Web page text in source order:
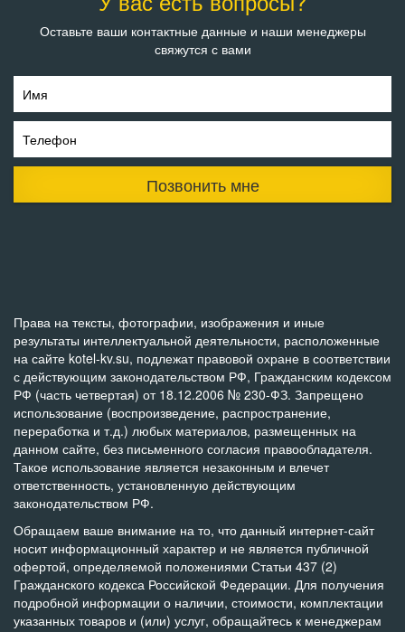
Оставьте ваши контактные данные и наши менеджеры
свяжутся с вами
Имя
Телефон
Позвонить мне
Права на тексты, фотографии, изображения и иные
результаты интеллектуальной деятельности, расположенные
на сайте kotel-kv.su, подлежат правовой охране в соответствии
с действующим законодательством РФ, Гражданским кодексом
РФ (часть четвертая) от 18.12.2006 № 230-ФЗ. Запрещено
использование (воспроизведение, распространение,
переработка и т.д.) любых материалов, размещенных на
данном сайте, без письменного согласия правообладателя.
Такое использование является незаконным и влечет
ответственность, установленную действующим
законодательством РФ.
Обращаем ваше внимание на то, что данный интернет-сайт
носит информационный характер и не является публичной
офертой, определяемой положениями Статьи 437 (2)
Гражданского кодекса Российской Федерации. Для получения
подробной информации о наличии, стоимости, комплектации
указанных товаров и (или) услуг, обращайтесь к менеджерам